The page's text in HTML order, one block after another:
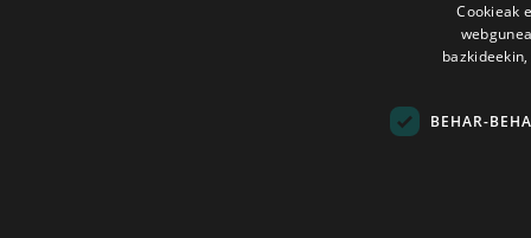
Cookieak
BEHAR-